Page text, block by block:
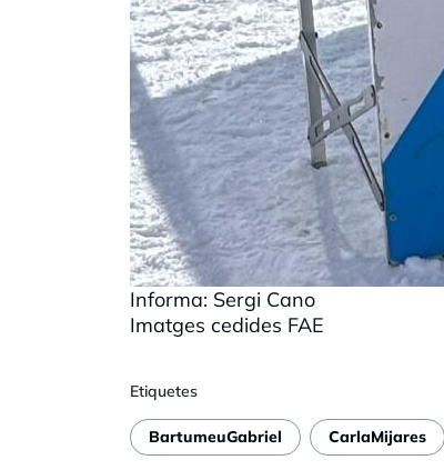
Informa: Sergi Cano
Imatges cedides FAE
Etiquetes
BartumeuGabriel CarlaMijares